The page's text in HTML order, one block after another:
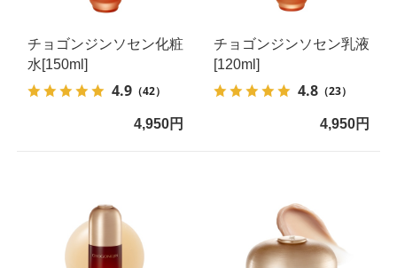
チョゴンジンソセン化粧
水[150ml]
4.9 （42）
4,950円
チョゴンジンソセン乳液
[120ml]
4.8（23）
4,950円